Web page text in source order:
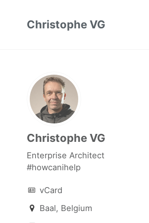
Christophe VG
Christophe VG
Enterprise Architect
#howcanihelp
vCard
Baal, Belgium